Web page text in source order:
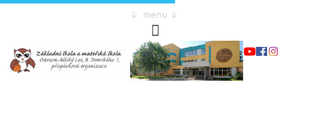
↓ menu ↓